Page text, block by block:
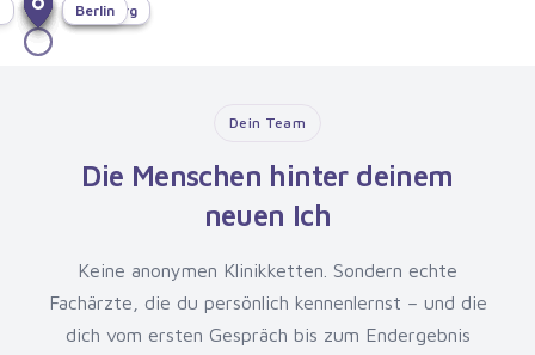
München
Bonn
Dresden
Hamburg
Berlin
Dein Team
Die Menschen hinter deinem
neuen Ich
Keine anonymen Klinikketten. Sondern echte
Fachärzte, die du persönlich kennenlernst – und die
dich vom ersten Gespräch bis zum Endergebnis